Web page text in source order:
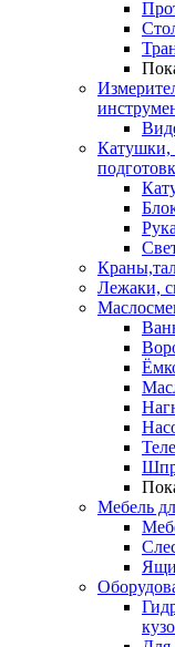
Катушки,
Лежаки,
Мебель